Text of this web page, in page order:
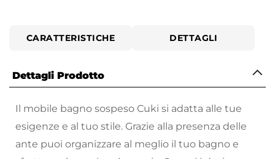
CARATTERISTICHE DETTAGLI
Dettagli Prodotto
Il mobile bagno sospeso Cuki si adatta alle tue
esigenze e al tuo stile. Grazie alla presenza delle
ante puoi organizzare al meglio il tuo bagno e